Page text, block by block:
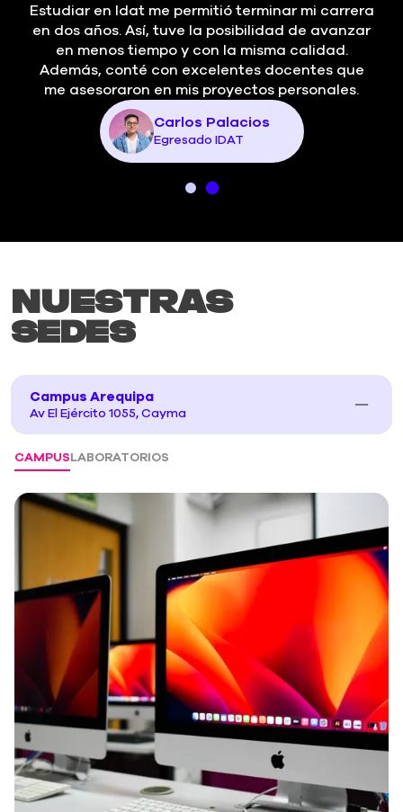
Estudiar en Idat me permitió terminar mi carrera
en dos años. Así, tuve la posibilidad de avanzar
en menos tiempo y con la misma calidad.
Además, conté con excelentes docentes que
me asesoraron en mis proyectos personales.
Carlos Palacios
Egresado IDAT
Nuestras
Sedes
Campus Arequipa
Av El Ejército 1055, Cayma
CAMPUSLABORATORIOS